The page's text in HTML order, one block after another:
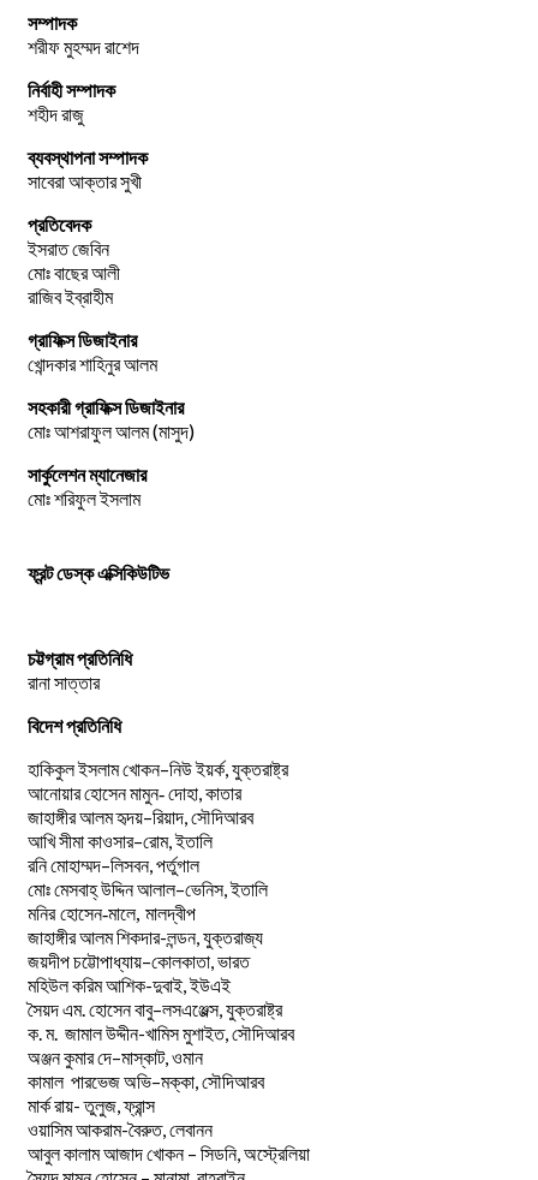
সম্পাদক
শরীফ মুহম্মদ রাশেদ
নির্বাহী সম্পাদক
শহীদ রাজু
ব্যবস্থাপনা সম্পাদক
সাবেরা আক্তার সুখী
প্রতিবেদক
ইসরাত জেবিন
মোঃ বাছের আলী
রাজিব ইব্রাহীম
গ্রাফিক্স ডিজাইনার
খোন্দকার শাহিনুর আলম
সহকারী গ্রাফিক্স ডিজাইনার
মোঃ আশরাফুল আলম (মাসুদ)
সার্কুলেশন ম্যানেজার
মোঃ শরিফুল ইসলাম
ফ্রন্ট ডেস্ক এক্সিকিউটিভ
চট্টগ্রাম প্রতিনিধি
রানা সাত্তার
বিদেশ প্রতিনিধি
হাকিকুলইসলামখোকন–নিউইয়র্ক,যুক্তরাষ্ট্র
আনোয়ারহোসেনমামুন-দোহা,কাতার
জাহাঙ্গীরআলমহৃদয়–রিয়াদ,সৌদিআরব
আখিসীমাকাওসার–রোম,ইতালি
রনিমোহাম্মদ–লিসবন,পর্তুগাল
মোঃমেসবাহ্উদ্দিনআলাল–ভেনিস,ইতালি
মনির হোসেন-মালে, মালদ্বীপ
জাহাঙ্গীর আলম শিকদার-লন্ডন, যুক্তরাজ্য
জয়দীপচট্টোপাধ্যায়–কোলকাতা,ভারত
মহিউল করিম আশিক-দুবাই, ইউএই
সৈয়দএম.হোসেনবাবু–লসএঞ্জেল্স,যুক্তরাষ্ট্র
ক.ম. জামালউদ্দীন-খামিস মুশাইত,সৌদিআরব
অঞ্জনকুমারদে–মাস্কাট,ওমান
কামাল পারভেজঅভি–মক্কা,সৌদিআরব
মার্ক রায়- তুলুজ, ফ্রান্স
ওয়াসিম আকরাম-বৈরুত, লেবানন
আবুল কালাম আজাদ খোকন – সিডনি, অস্ট্রেলিয়া